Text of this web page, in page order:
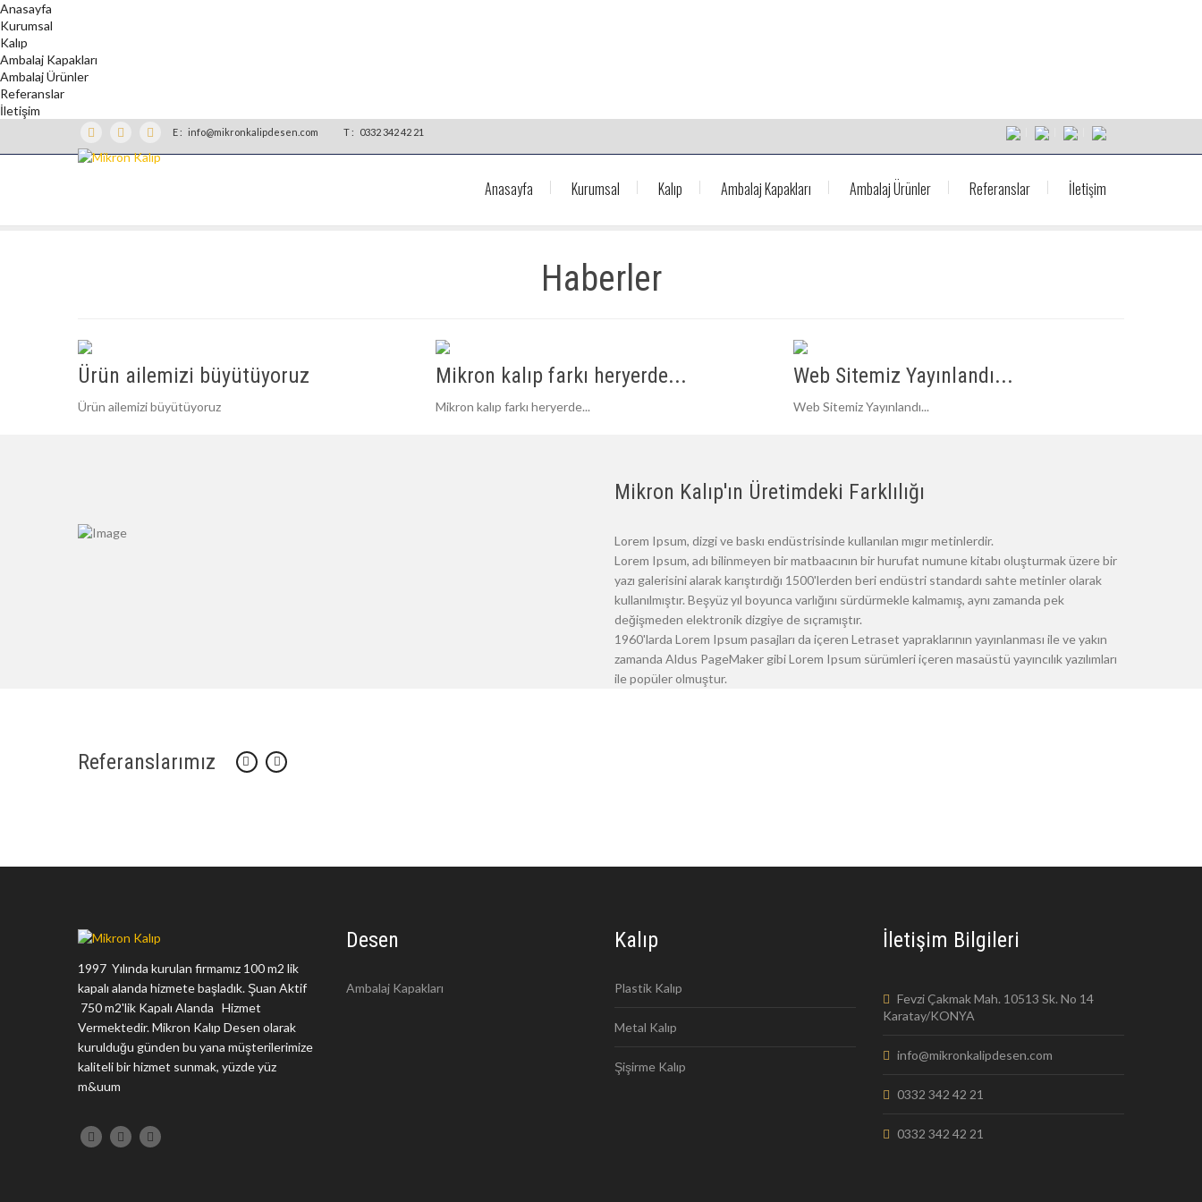
Anasayfa
Kurumsal
Kalıp
Ambalaj Kapakları
Ambalaj Ürünler
Referanslar
İletişim
E : info@mikronkalipdesen.com T : 0332 342 42 21
Anasayfa Kurumsal Kalıp Ambalaj Kapakları Ambalaj Ürünler Referanslar İletişim
Haberler
Ürün ailemizi büyütüyoruz
Ürün ailemizi büyütüyoruz
Mikron kalıp farkı heryerde...
Mikron kalıp farkı heryerde...
Web Sitemiz Yayınlandı...
Web Sitemiz Yayınlandı...
Mikron Kalıp'ın Üretimdeki Farklılığı
Lorem Ipsum, dizgi ve baskı endüstrisinde kullanılan mıgır metinlerdir.
Lorem Ipsum, adı bilinmeyen bir matbaacının bir hurufat numune kitabı oluşturmak üzere bir
yazı galerisini alarak karıştırdığı 1500'lerden beri endüstri standardı sahte metinler olarak
kullanılmıştır. Beşyüz yıl boyunca varlığını sürdürmekle kalmamış, aynı zamanda pek
değişmeden elektronik dizgiye de sıçramıştır.
1960'larda Lorem Ipsum pasajları da içeren Letraset yapraklarının yayınlanması ile ve yakın
zamanda Aldus PageMaker gibi Lorem Ipsum sürümleri içeren masaüstü yayıncılık yazılımları
ile popüler olmuştur.
Referanslarımız
1997 Yılında kurulan firmamız 100 m2 lik
kapalı alanda hizmete başladık. Şuan Aktif
750 m2'lik Kapalı Alanda Hizmet
Vermektedir. Mikron Kalıp Desen olarak
kurulduğu günden bu yana müşterilerimize
kaliteli bir hizmet sunmak, yüzde yüz
m&uum
Desen
Ambalaj Kapakları
Kalıp
Plastik Kalıp
Metal Kalıp
Şişirme Kalıp
İletişim Bilgileri
Fevzi Çakmak Mah. 10513 Sk. No 14
Karatay/KONYA
info@mikronkalipdesen.com
0332 342 42 21
0332 342 42 21